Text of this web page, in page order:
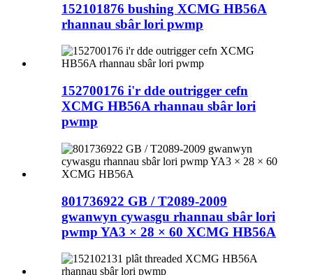
152101876 bushing XCMG HB56A
rhannau sbâr lori pwmp
152700176 i'r dde outrigger cefn
XCMG HB56A rhannau sbâr lori
pwmp
801736922 GB / T2089-2009
gwanwyn cywasgu rhannau sbâr lori
pwmp YA3 × 28 × 60 XCMG HB56A